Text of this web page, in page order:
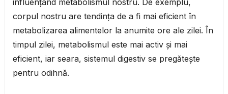
influențând metabolismul nostru. De exemplu,
corpul nostru are tendința de a fi mai eficient în
metabolizarea alimentelor la anumite ore ale zilei. În
timpul zilei, metabolismul este mai activ și mai
eficient, iar seara, sistemul digestiv se pregătește
pentru odihnă.